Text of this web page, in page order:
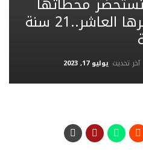
النضالية في مؤتمرها العاشر..21 سنة
آخر تحديث يوليو 17, 2023